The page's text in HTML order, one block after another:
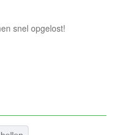
snel opgelost!